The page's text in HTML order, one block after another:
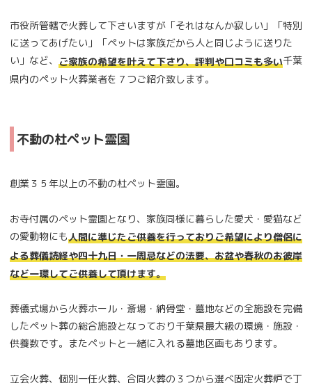
市役所管轄で火葬して下さいますが「それはなんか寂しい」「特別
に送ってあげたい」「ペットは家族だから人と同じように送りた
い」など、 ご家族の希望を叶えて下さり、評判や口コミも多い千葉
県内のペット火葬業者を７つご紹介致します。
不動の杜ペット霊園
創業３５年以上の不動の杜ペット霊園。
お寺付属のペット霊園となり、家族同様に暮らした愛犬・愛猫など
の愛動物にも人間に準じたご供養を行っておりご希望により僧侶に
よる葬儀読経や四十九日・一周忌などの法要、お盆や春秋のお彼岸
など一環してご供養して頂けます。
葬儀式場から火葬ホール・斎場・納骨堂・墓地などの全施設を完備
したペット葬の総合施設となっており千葉県最大級の環境・施設・
供養数です。またペットと一緒に入れる墓地区画もあります。
立会火葬、個別一任火葬、合同火葬の３つから選べ固定火葬炉で丁